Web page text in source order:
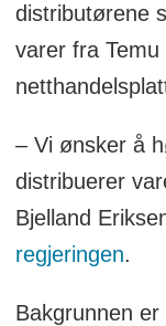
distributørene
varer fra
– Vi ønsker å
distribuerer
Bjelland
regjeringen.
Bakgrunnen